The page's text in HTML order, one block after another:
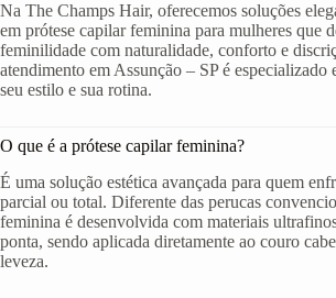
Na The Champs Hair, oferecemos soluções
em prótese capilar feminina para mulheres que
feminilidade com naturalidade, conforto e
atendimento em Assunção – SP é especializado
seu estilo e sua rotina.
O que é a prótese capilar feminina?
É uma solução estética avançada para quem
parcial ou total. Diferente das perucas
feminina é desenvolvida com materiais
ponta, sendo aplicada diretamente ao couro
leveza.